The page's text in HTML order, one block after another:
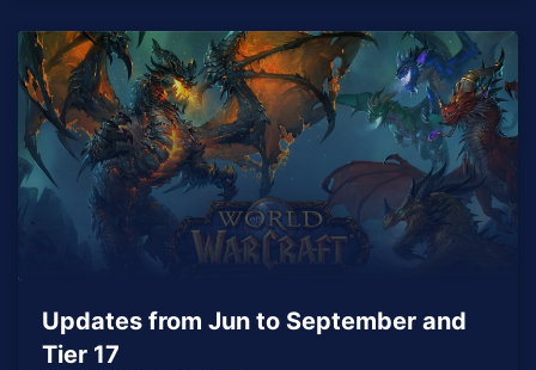
Updates from Jun to September and
Tier 17